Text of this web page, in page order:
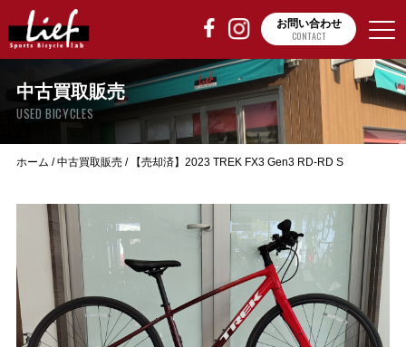
お問い合わせ
CONTACT
中古買取販売
USED BICYCLES
ホーム /中古買取販売/ 【売却済】2023 TREK FX3 Gen3 RD-RD S